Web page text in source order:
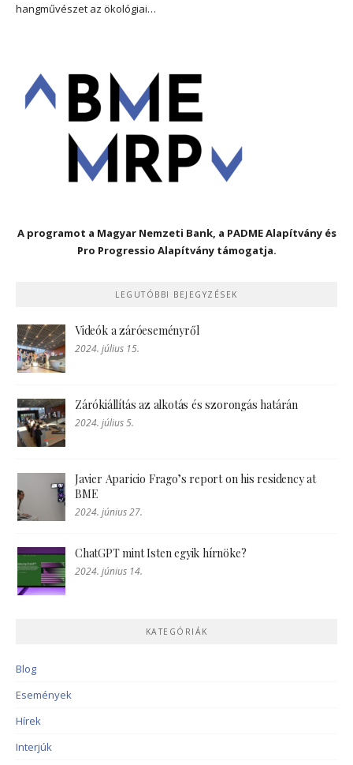
hangművészet az ökológiai…
A programot a Magyar Nemzeti Bank, a PADME Alapítvány és
Pro Progressio Alapítvány támogatja.
LEGUTÓBBI BEJEGYZÉSEK
Videók a záróeseményről
2024. július 15.
Zárókiállítás az alkotás és szorongás határán
2024. július 5.
Javier Aparicio Frago’s report on his residency at
BME
2024. június 27.
ChatGPT mint Isten egyik hírnöke?
2024. június 14.
KATEGÓRIÁK
Blog
Események
Hírek
Interjúk